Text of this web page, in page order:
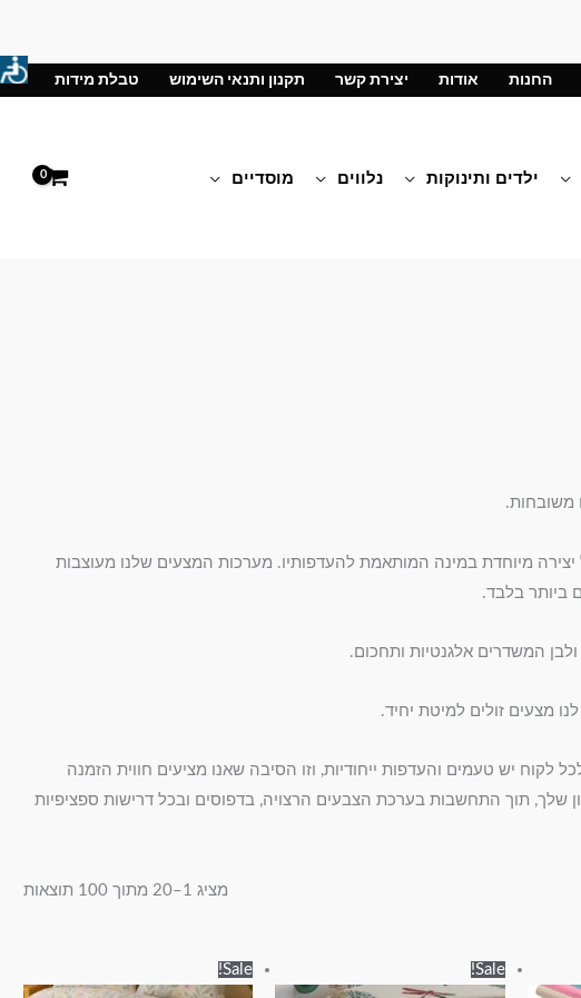
החנות אודות יצירת קשר תקנון ותנאי השימוש טבלת מידות
ילדים ותינוקות נלווים מוסדיים
משובחות.
מיוחדת במינה המותאמת להעדפותיו. מערכות המצעים שלנו מעוצבות
ביותר בלבד.
המשדרים אלגנטיות ותחכום.
מצעים זולים למיטת יחיד.
יש טעמים והעדפות ייחודיות, וזו הסיבה שאנו מציעים חווית הזמנה
שלך, תוך התחשבות בערכת הצבעים הרצויה, בדפוסים ובכל דרישות ספציפיות
מציג 1–20 מתוך 100 תוצאות
Sale!
מחירים:
Sale!
מחירים: